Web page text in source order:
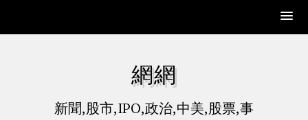
網網
新聞,股市,IPO,政治,中美,股票,事